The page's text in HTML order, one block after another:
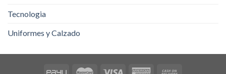
Tecnologia
Uniformes y Calzado